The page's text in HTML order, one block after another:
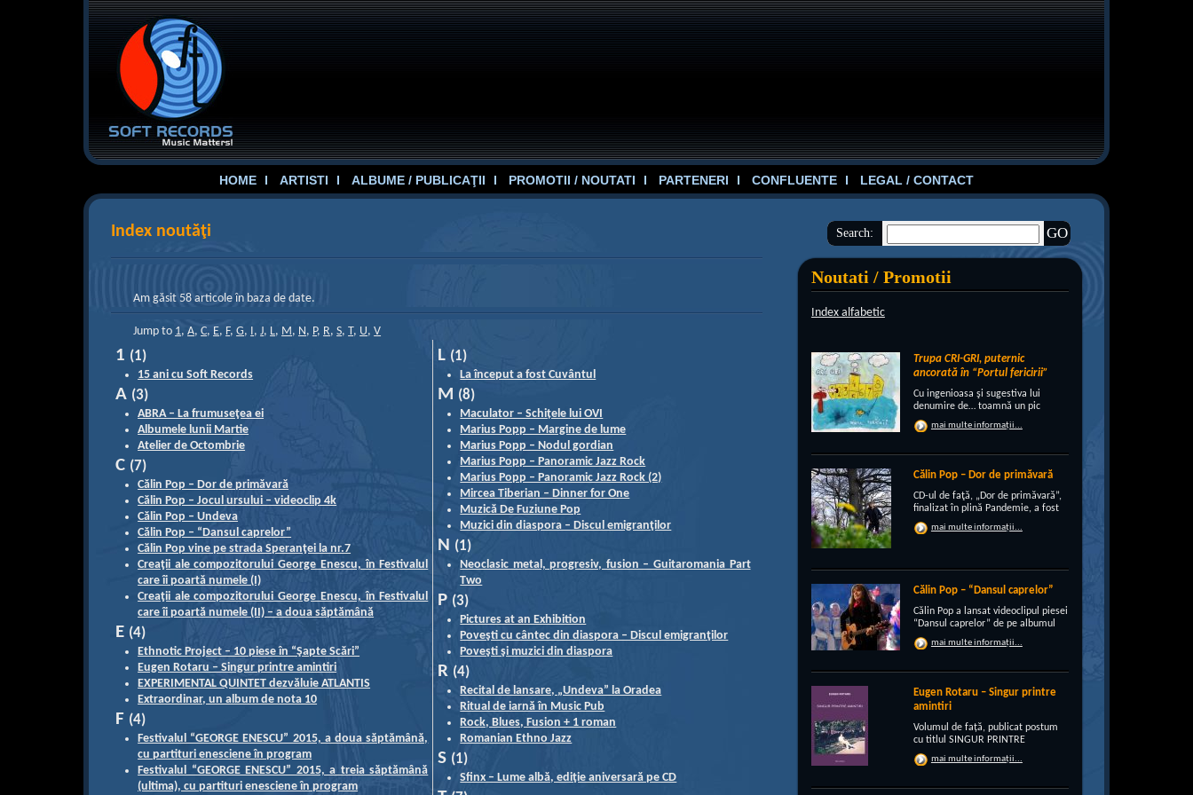
HOME ARTISTI ALBUME / PUBLICAŢII PROMOTII / NOUTATI PARTENERI CONFLUENTE LEGAL / CONTACT
Search:
Noutati / Promotii
Index alfabetic
Trupa CRI-GRI, puternic
ancorată în “Portul fericirii”
Cu ingenioasa şi sugestiva lui
denumire de… toamnă un pic
“încruntată”, elegant suprapusă
unei existenţe de peste un sfert de
voios anotimpul ruginiu al
melancoliilor de tot soiul, cu un nou
[…]
mai multe informații...
Călin Pop – Dor de primăvară
CD-ul de faţă, „Dor de primăvară”,
finalizat în plină Pandemie, a fost
conceput, pe de-a intregul, de
rocker-ul Călin Pop, inconfundabil
publică electrizantă, de
experimentat vocalist […]
mai multe informații...
Călin Pop – “Dansul caprelor”
Călin Pop a lansat videoclipul piesei
“Dansul caprelor” de pe albumul
“Ritual de iarnă”. Premiera a avut
loc pe 27.12.2020 pe canalul
Jocul caprei este un obicei întâlnit
în perioada […]
mai multe informații...
Eugen Rotaru – Singur printre
amintiri
Volumul de față, publicat postum
cu titlul SINGUR PRINTRE
AMINTIRI, este o confesiune a lui
Eugen Rotaru despre bunii lui
unul, și l-au lăsat din ce în ce mai
mai multe informații...
Index noutăţi
Am găsit 58 articole în baza de date.
Jump to 1,A,C, E, F,G, I,J, L, M, N, P, R,S,T, U,V
1 (1)
15 ani cu Soft Records
A (3)
ABRA – La frumuseţea ei
Albumele lunii Martie
Atelier de Octombrie
C (7)
Călin Pop – Dor de primăvară
Călin Pop – Jocul ursului – videoclip 4k
Călin Pop – Undeva
Călin Pop – “Dansul caprelor”
Călin Pop vine pe strada Speranţei la nr.7
Creaţii ale compozitorului George Enescu, în Festivalul
care îi poartă numele (I)
Creaţii ale compozitorului George Enescu, în Festivalul
care îi poartă numele (II) – a doua săptămână
E (4)
Ethnotic Project – 10 piese în “Şapte Scări”
Eugen Rotaru – Singur printre amintiri
EXPERIMENTAL QUINTET dezvăluie ATLANTIS
Extraordinar, un album de nota 10
F (4)
Festivalul “GEORGE ENESCU” 2015, a doua săptămână,
cu partituri enesciene în program
Festivalul “GEORGE ENESCU” 2015, a treia săptămână
(ultima), cu partituri enesciene în program
L (1)
La început a fost Cuvântul
M (8)
Maculator – Schițele lui OVI
Marius Popp – Margine de lume
Marius Popp – Nodul gordian
Marius Popp – Panoramic Jazz Rock
Marius Popp – Panoramic Jazz Rock (2)
Mircea Tiberian – Dinner for One
Muzică De Fuziune Pop
Muzici din diaspora – Discul emigranţilor
N (1)
Neoclasic metal, progresiv, fusion – Guitaromania Part
Two
P (3)
Pictures at an Exhibition
Poveşti cu cântec din diaspora – Discul emigranţilor
Poveşti şi muzici din diaspora
R (4)
Recital de lansare, „Undeva” la Oradea
Ritual de iarnă în Music Pub
Rock, Blues, Fusion + 1 roman
Romanian Ethno Jazz
S (1)
Sfinx – Lume albă, ediţie aniversară pe CD